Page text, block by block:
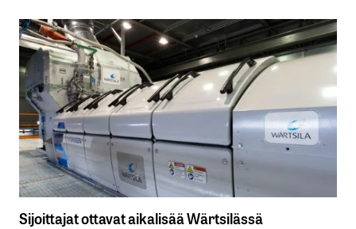
Sijoittajat ottavat aikalisää Wärtsilässä